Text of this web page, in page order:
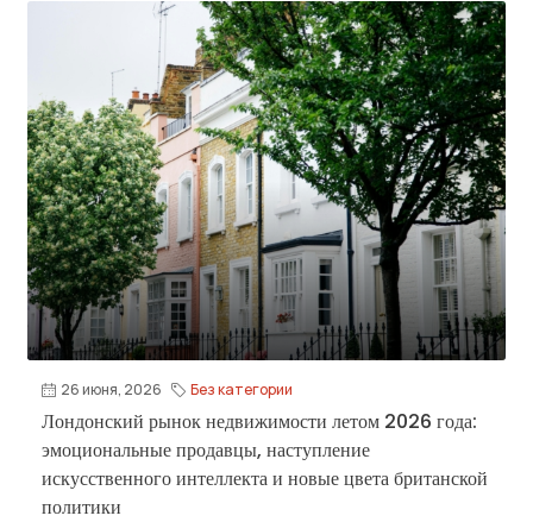
26 июня, 2026 Без категории
Лондонский рынок недвижимости летом 2026 года:
эмоциональные продавцы, наступление
искусственного интеллекта и новые цвета британской
политики